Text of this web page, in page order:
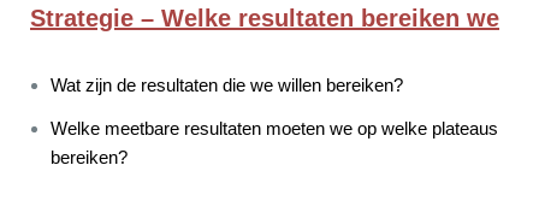
Strategie – Welke resultaten bereiken we
Wat zijn de resultaten die we willen bereiken?
Welke meetbare resultaten moeten we op welke plateaus
bereiken?